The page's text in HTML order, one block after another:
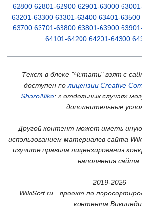
62800 62801-62900 62901-63000
63201-63300 63301-63400 63401-63500
63700 63701-63800 63801-63900
64101-64200 64201-64300
Текст в блоке "Читать" взят с
доступен по лицензии Creative
ShareAlike; в отдельных случаях
дополнительные
Другой контент может иметь
использованием материалов сайта
изучите правила лицензирования
наполнения сайта.
2019-2026
WikiSort.ru - проект по
контента